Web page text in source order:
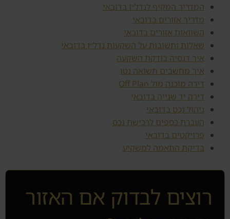
המדריך המקיף לנדל״ן בדובאי
מדריך אזורים בדובאי
השוואות אזורים בדובאי
שאלות ותשובות על השקעות נדל״ן בדובאי
איך דנסיה בודקת השקעה
איך מחשבים תשואה נטו
דירה מוכנה מול Off Plan
דירה יד שנייה בדובאי
ניהול נכס בדובאי
העברת כספים לרכישת נכס
פרויקטים בדובאי
בדיקת התאמה למשקיע
רוצים לבדוק אם האזור